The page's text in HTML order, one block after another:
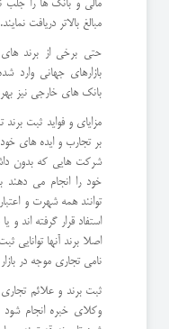
مالی و بانک ها را جلب
مبالغ بالاتر دریافت نمایند.
حتی برخی از برند های
بازارهای جهانی وارد
بانک های خارجی نیز
مزایای و فواید ثبت
بر تجارب و ایده های خود
شرکت هایی که بدون
خود را انجام می
توانند همه شهرت و
استفاد قرار گرفته اند و
اصلا برند آنها توانایی
نامی تجاری موجه در
ثبت برند و علائم
وکلای خبره انجام شود